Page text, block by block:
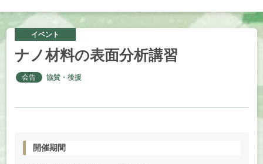
イベント
ナノ材料の表面分析講習
会告 協賛・後援
開催期間